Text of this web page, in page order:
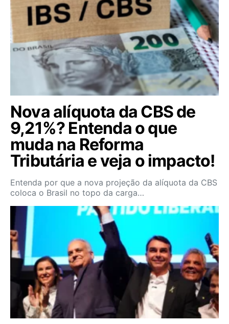
Nova alíquota da CBS de
9,21%? Entenda o que
muda na Reforma
Tributária e veja o impacto!
Entenda por que a nova projeção da alíquota da CBS
coloca o Brasil no topo da carga…